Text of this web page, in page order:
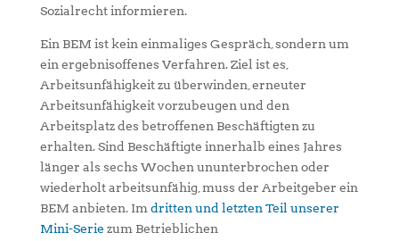
Sozialrecht informieren.
Ein BEM ist kein einmaliges Gespräch, sondern um
ein ergebnisoffenes Verfahren. Ziel ist es,
Arbeitsunfähigkeit zu überwinden, erneuter
Arbeitsunfähigkeit vorzubeugen und den
Arbeitsplatz des betroffenen Beschäftigten zu
erhalten. Sind Beschäftigte innerhalb eines Jahres
länger als sechs Wochen ununterbrochen oder
wiederholt arbeitsunfähig, muss der Arbeitgeber ein
BEM anbieten. Imdritten und letzten Teil unserer
Mini-Serie zum Betrieblichen